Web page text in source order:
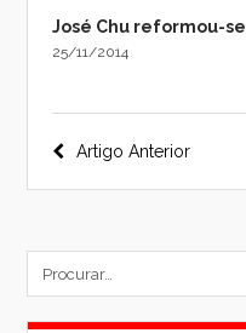
José Chu reformou-se
25/11/2014
Navegação
do
Artigo Anterior